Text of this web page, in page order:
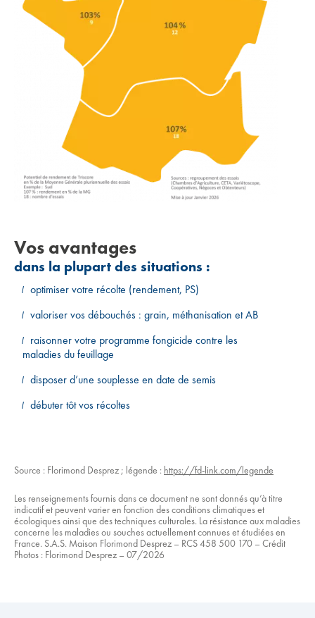
Vos avantages
dans la plupart des situations :
optimiser votre récolte (rendement, PS)
valoriser vos débouchés : grain, méthanisation et AB
raisonner votre programme fongicide contre les
maladies du feuillage
disposer d’une souplesse en date de semis
débuter tôt vos récoltes
Source : Florimond Desprez ; légende : https://fd-link.com/legende
Les renseignements fournis dans ce document ne sont donnés qu’à titre
indicatif et peuvent varier en fonction des conditions climatiques et
écologiques ainsi que des techniques culturales. La résistance aux maladies
concerne les maladies ou souches actuellement connues et étudiées en
France. S.A.S. Maison Florimond Desprez – RCS 458 500 170 – Crédit
Photos : Florimond Desprez – 07/2026